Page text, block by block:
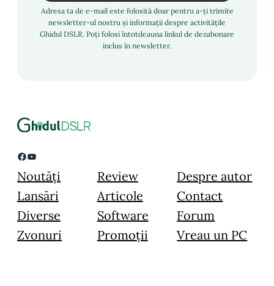
Adresa ta de e-mail este folosită doar pentru a-ți trimite
newsletter-ul nostru și informații despre activitățile
Ghidul DSLR. Poți folosi întotdeauna linkul de dezabonare
inclus în newsletter.
Facebook YouTube
Noutăți
Lansări
Diverse
Zvonuri
Review
Articole
Software
Promoții
Despre autor
Contact
Forum
Vreau un PC